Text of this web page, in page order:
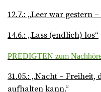
12.7.: „Leer war gestern
14.6.: „Lass (endlich) los“
PREDIGTEN zum
31.05.: „Nacht – Freiheit,
aufhalten kann.“